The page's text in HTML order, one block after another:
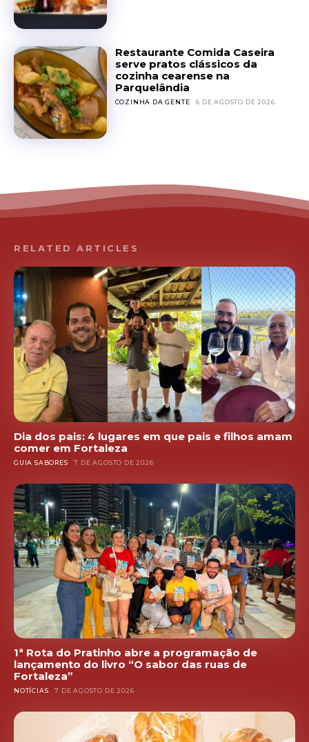
Restaurante Comida Caseira
serve pratos clássicos da
cozinha cearense na
Parquelândia
COZINHA DA GENTE 6 DE AGOSTO DE 2026
RELATED ARTICLES
Dia dos pais: 4 lugares em que pais e filhos amam
comer em Fortaleza
GUIA SABORES 7 DE AGOSTO DE 2026
1ª Rota do Pratinho abre a programação de
lançamento do livro “O sabor das ruas de
Fortaleza”
NOTÍCIAS 7 DE AGOSTO DE 2026